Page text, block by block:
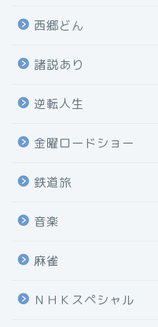
西郷どん
諸説あり
逆転人生
金曜ロードショー
鉄道旅
音楽
麻雀
ＮＨＫスペシャル